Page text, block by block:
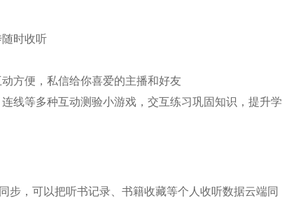
时收听
方便，私信给你喜爱的主播和好友
线等多种互动测验小游戏，交互练习巩固知识，提升学
步，可以把听书记录、书籍收藏等个人收听数据云端同